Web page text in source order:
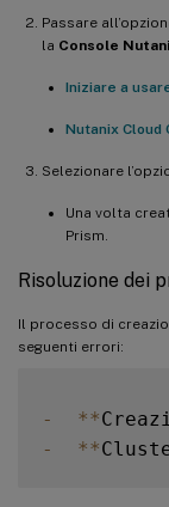
Passare
la Console
Iniziare a
Nutanix
Selezionare
Una volta
Prism.
Risoluzione dei
Il processo di
seguenti errori:
- **
-
**